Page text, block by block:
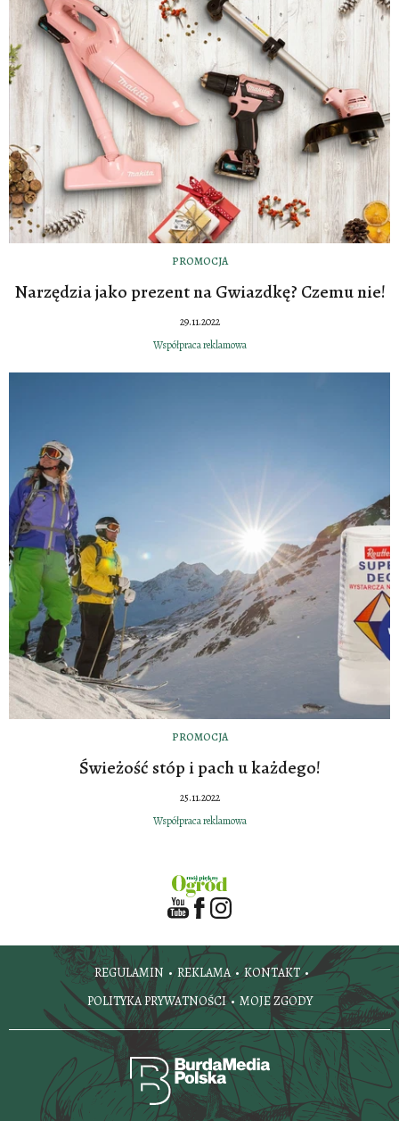
PROMOCJA
Narzędzia jako prezent na Gwiazdkę? Czemu nie!
29.11.2022
Współpraca reklamowa
PROMOCJA
Świeżość stóp i pach u każdego!
25.11.2022
Współpraca reklamowa
REGULAMIN REKLAMA
KONTAKT
POLITYKA PRYWATNOŚCI
MOJE ZGODY